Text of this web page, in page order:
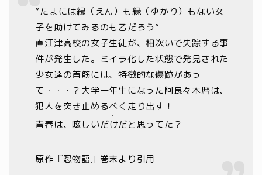
”たまには縁（えん）も縁（ゆかり）もない女
子を助けてみるのも乙だろう”
直江津高校の女子生徒が、相次いで失踪する事
件が発生した。ミイラ化した状態で発見された
少女達の首筋には、特徴的な傷跡があっ
て・・・？大学一年生になった阿良々木暦は、
犯人を突き止めるべく走り出す！
青春は、眩しいだけ
・・
だと思ってた？
原作『忍物語』巻末より引用